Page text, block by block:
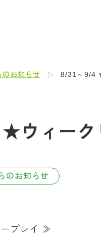
のお知らせ 8/31～9/4
ウィーク
のお知らせ
プレイ ≫